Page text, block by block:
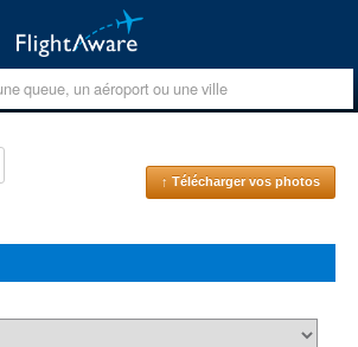
↑ Télécharger vos photos